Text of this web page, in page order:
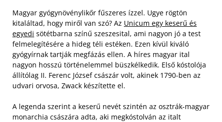
Magyar gyógynövénylikőr fűszeres ízzel. Ugye rögtön
kitaláltad, hogy miről van szó? Az Unicum egy keserű és
egyedi sötétbarna színű szeszesital, ami nagyon jó a test
felmelegítésére a hideg téli estéken. Ezen kívül kiváló
gyógyírnak tartják megfázás ellen. A híres magyar ital
nagyon hosszú történelemmel büszkélkedik. Első kóstolója
állítólag II. Ferenc József császár volt, akinek 1790-ben az
udvari orvosa, Zwack készítette el.
A legenda szerint a keserű nevét szintén az osztrák-magyar
monarchia császára adta, aki megkóstolván az italt